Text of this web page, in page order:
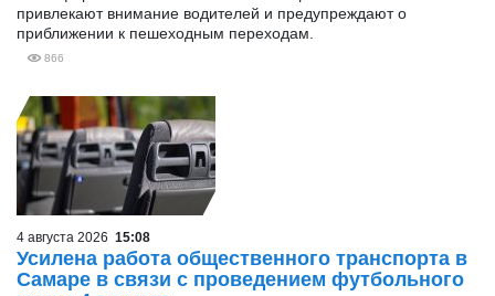
привлекают внимание водителей и предупреждают о
приближении к пешеходным переходам.
866
4 августа 2026 15:08
Усилена работа общественного транспорта в
Самаре в связи с проведением футбольного